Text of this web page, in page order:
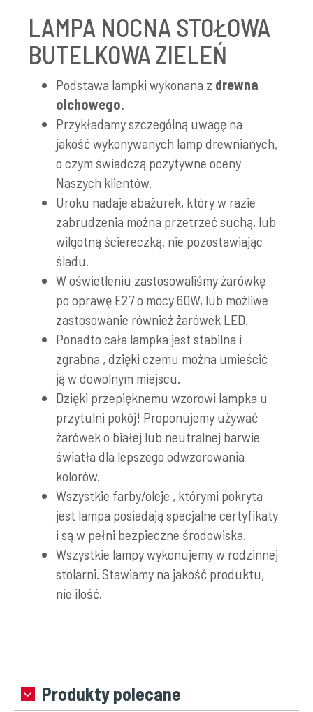
LAMPA NOCNA STOŁOWA
BUTELKOWA ZIELEŃ
Podstawa lampki wykonana z drewna
olchowego.
Przykładamy szczególną uwagę na
jakość wykonywanych lamp drewnianych,
o czym świadczą pozytywne oceny
Naszych klientów.
Uroku nadaje abażurek, który w razie
zabrudzenia można przetrzeć suchą, lub
wilgotną ściereczką, nie pozostawiając
śladu.
W oświetleniu zastosowaliśmy żarówkę
po oprawę E27 o mocy 60W, lub możliwe
zastosowanie również żarówek LED.
Ponadto cała lampka jest stabilna i
zgrabna , dzięki czemu można umieścić
ją w dowolnym miejscu.
Dzięki przepięknemu wzorowi lampka u
przytulni pokój! Proponujemy używać
żarówek o białej lub neutralnej barwie
światła dla lepszego odwzorowania
kolorów.
Wszystkie farby/oleje , którymi pokryta
jest lampa posiadają specjalne certyfikaty
i są w pełni bezpieczne środowiska.
Wszystkie lampy wykonujemy w rodzinnej
stolarni. Stawiamy na jakość produktu,
nie ilość.
Produkty polecane